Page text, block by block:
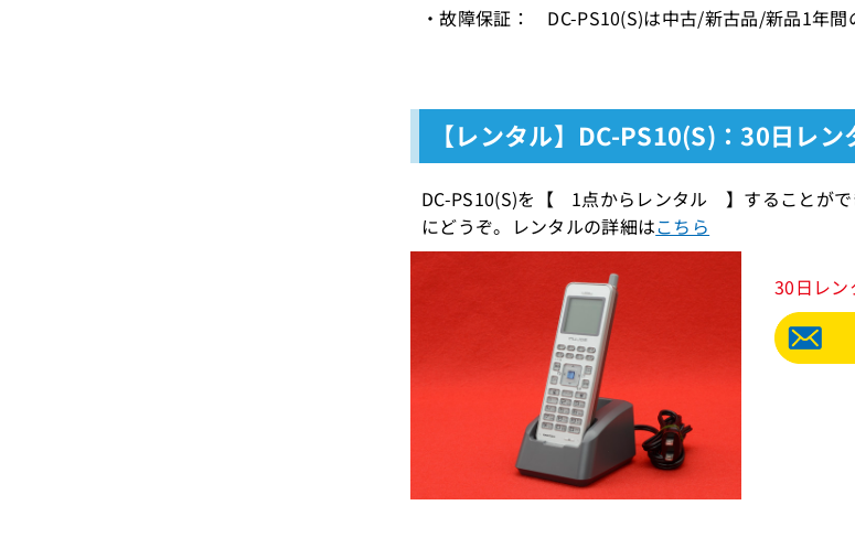
・故障保証： DC-PS10(S)は中古/新古品/新品1年間
【レンタル】DC-PS10(S)：30日レン
DC-PS10(S)を【 1点からレンタル 】することが
にどうぞ。レンタルの詳細はこちら
30日レ